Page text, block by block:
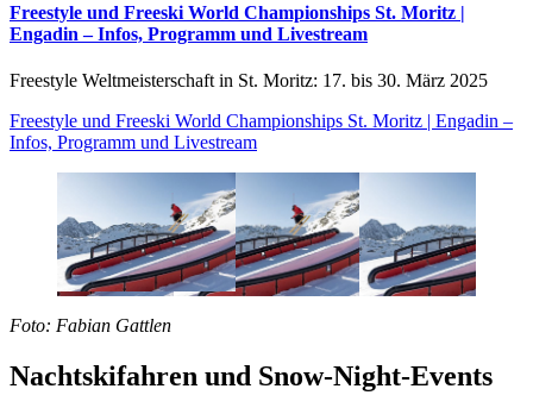
Freestyle und Freeski World Championships St. Moritz |
Engadin – Infos, Programm und Livestream
Freestyle Weltmeisterschaft in St. Moritz: 17. bis 30. März 2025
Freestyle und Freeski World Championships St. Moritz | Engadin –
Infos, Programm und Livestream
Foto: Fabian Gattlen
Nachtskifahren und Snow-Night-Events